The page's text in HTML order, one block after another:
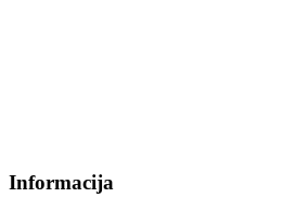
Informacija